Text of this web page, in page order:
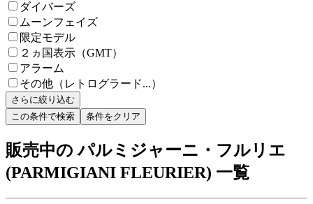
ダイバーズ
ムーンフェイズ
限定モデル
２ヵ国表示（GMT）
アラーム
その他（レトログラード...）
さらに絞り込む
この条件で検索
条件をクリア
販売中の パルミジャーニ・フルリエ
(PARMIGIANI FLEURIER) 一覧